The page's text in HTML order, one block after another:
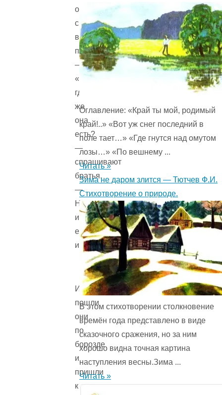
она
с
вами
приедет».
—
«Так
где
же
она
есть?
—
спрашивают
братья.
—
Надо
идти
ее
искать!»
И
пошли
они
по
борозде
и
пришли
к
Оглавление: «Край ты мой, родимый
край!..» «Вот уж снег последний в
поле тает…» «Где гнутся над омутом
лозы…» «По вешнему ...
Читать »
Зима не даром злится — Тютчев Ф.И.
Стихотворение о природе.
В этом стихотворении столкновение
времён года представ­лено в виде
сказочного сражения, но за ним
хорошо видна точная картина
наступления весны.Зима ...
Читать »